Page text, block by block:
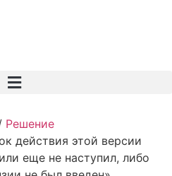
Решение
действия этой версии
еще не наступил, либо